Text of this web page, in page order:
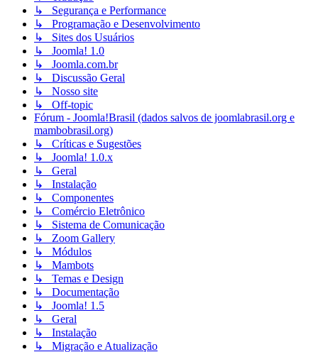
↳ Segurança e Performance
↳ Programação e Desenvolvimento
↳ Sites dos Usuários
↳ Joomla! 1.0
↳ Joomla.com.br
↳ Discussão Geral
↳ Nosso site
↳ Off-topic
Fórum - Joomla!Brasil (dados salvos de joomlabrasil.org e
mambobrasil.org)
↳ Críticas e Sugestões
↳ Joomla! 1.0.x
↳ Geral
↳ Instalação
↳ Componentes
↳ Comércio Eletrônico
↳ Sistema de Comunicação
↳ Zoom Gallery
↳ Módulos
↳ Mambots
↳ Temas e Design
↳ Documentação
↳ Joomla! 1.5
↳ Geral
↳ Instalação
↳ Migração e Atualização